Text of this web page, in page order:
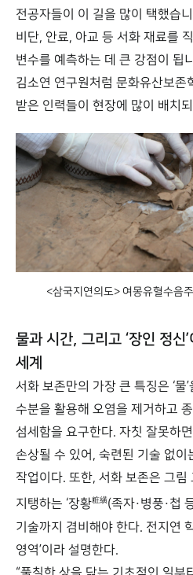
전공자들이 이 길을 많이 택했습
비단, 안료, 아교 등 서화 재료를
변수를 예측하는 데 큰 강점이 됩
김소연 연구원처럼 문화유산보존
받은 인력들이 현장에 많이 배치
<삼국지연의도> 여몽유혈수음주
물과 시간, 그리고 ‘장인 정신
세계
서화 보존만의 가장 큰 특징은 ‘물
수분을 활용해 오염을 제거하고
섬세함을 요구한다. 자칫 잘못하
손상될 수 있어, 숙련된 기술 없이
작업이다. 또한, 서화 보존은 그림
지탱하는 ‘장황粧䌙(족자·병풍·첩
기술까지 겸비해야 한다. 전지연
영역’이라 설명한다.